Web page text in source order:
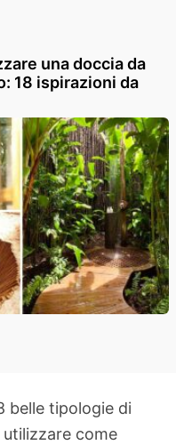
una doccia da
18 ispirazioni da
belle tipologie di
come